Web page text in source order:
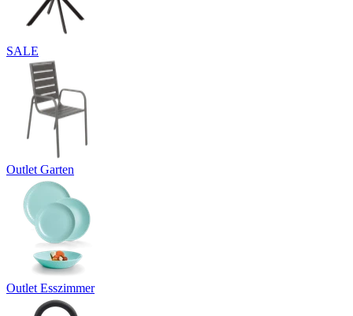
SALE
Outlet Garten
Outlet Esszimmer